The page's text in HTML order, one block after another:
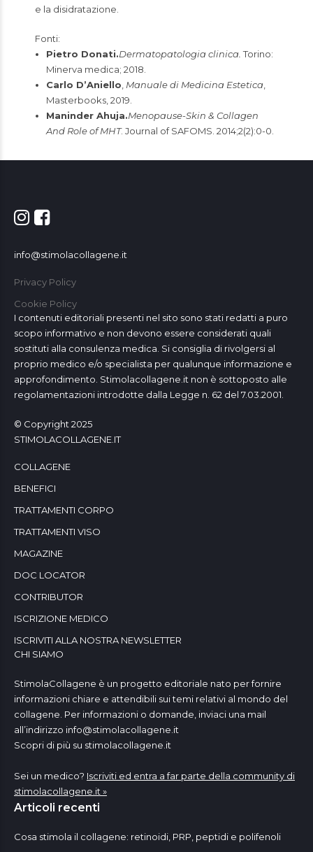
e la disidratazione.
Fonti:
Pietro Donati.Dermatopatologia clinica. Torino:
Minerva medica; 2018.
Carlo D’Aniello Manuale di Medicina Estetica
Masterbooks, 2019.
Maninder Ahuja.Menopause-Skin & Collagen
And Role of MHT. Journal of SAFOMS. 2014;2(2):0-0.
info@stimolacollagene.it
Privacy Policy
Cookie Policy
I contenuti editoriali presenti nel sito sono stati redatti a puro
scopo informativo e non devono essere considerati quali
sostituti alla consulenza medica. Si consiglia di rivolgersi al
proprio medico e/o specialista per qualunque informazione e
approfondimento. Stimolacollagene.it non è sottoposto alle
regolamentazioni introdotte dalla Legge n. 62 del 7.03.2001.
© Copyright 2025
STIMOLACOLLAGENE.IT
COLLAGENE
BENEFICI
TRATTAMENTI CORPO
TRATTAMENTI VISO
MAGAZINE
DOC LOCATOR
CONTRIBUTOR
ISCRIZIONE MEDICO
ISCRIVITI ALLA NOSTRA NEWSLETTER
CHI SIAMO
StimolaCollagene è un progetto editoriale nato per fornire
informazioni chiare e attendibili sui temi relativi al mondo del
collagene. Per informazioni o domande, inviaci una mail
all’indirizzo info@stimolacollagene.it
Scopri di più su stimolacollagene.it
Sei un medico? Iscriviti ed entra a far parte della community di
stimolacollagene.it »
Articoli recenti
Cosa stimola il collagene: retinoidi, PRP, peptidi e polifenoli